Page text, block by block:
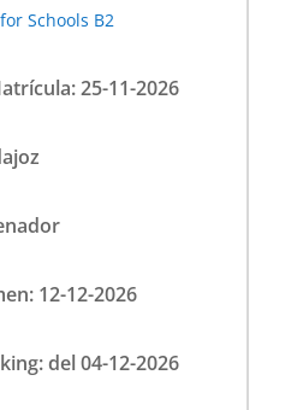
Schools B2
25-11-2026
12-12-2026
del 04-12-2026